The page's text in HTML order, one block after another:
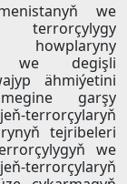
we
terrorçylygy
we degişli
ähmiýetini
garşy
terrorçylaryň
tejribeleri
we